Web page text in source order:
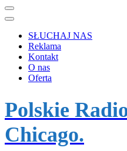
SŁUCHAJ NAS
Reklama
Kontakt
O nas
Oferta
Polskie
Chicago.